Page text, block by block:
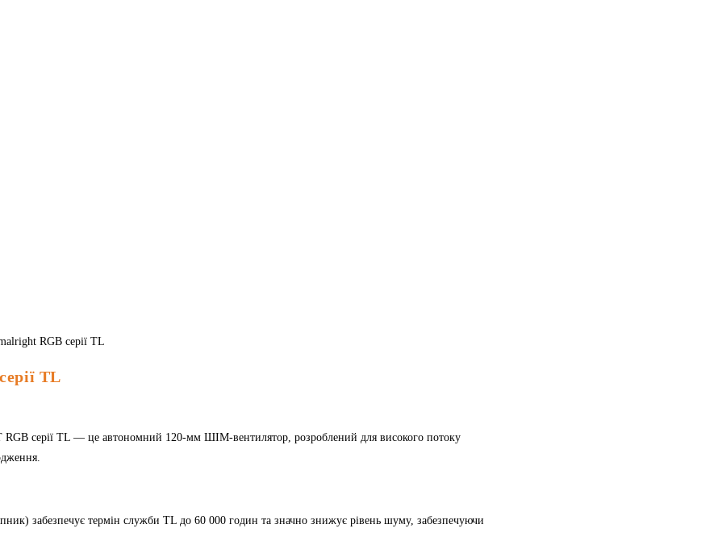
TL
серії TL — це автономний 120-мм ШІМ-вентилятор, розроблений для високого потоку
забезпечує термін служби TL до 60 000 годин та значно знижує рівень шуму, забезпечуючи